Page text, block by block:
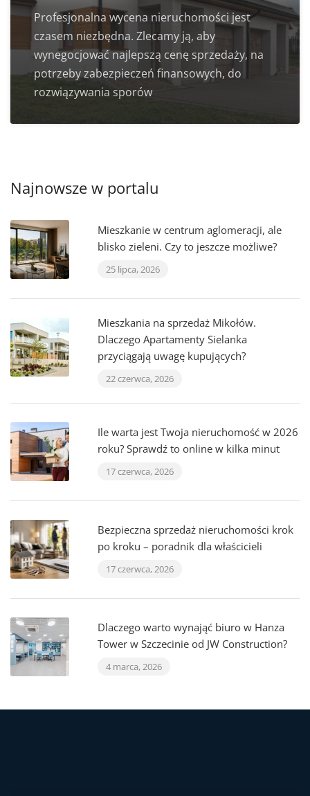
Profesjonalna wycena nieruchomości jest
czasem niezbędna. Zlecamy ją, aby
wynegocjować najlepszą cenę sprzedaży, na
potrzeby zabezpieczeń finansowych, do
rozwiązywania sporów
Najnowsze w portalu
Mieszkanie w centrum aglomeracji, ale
blisko zieleni. Czy to jeszcze możliwe?
25 lipca, 2026
Mieszkania na sprzedaż Mikołów.
Dlaczego Apartamenty Sielanka
przyciągają uwagę kupujących?
22 czerwca, 2026
Ile warta jest Twoja nieruchomość w 2026
roku? Sprawdź to online w kilka minut
17 czerwca, 2026
Bezpieczna sprzedaż nieruchomości krok
po kroku – poradnik dla właścicieli
17 czerwca, 2026
Dlaczego warto wynająć biuro w Hanza
Tower w Szczecinie od JW Construction?
4 marca, 2026